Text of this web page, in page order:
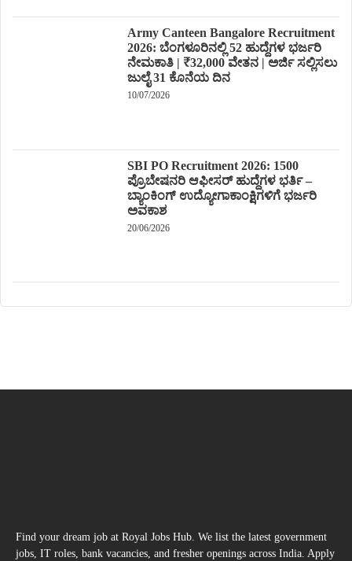
Army Canteen Bangalore Recruitment
2026: ಬೆಂಗಳೂರಿನಲ್ಲಿ 52 ಹುದ್ದೆಗಳ ಭರ್ಜರಿ
ನೇಮಕಾತಿ | ₹32,000 ವೇತನ | ಅರ್ಜಿ ಸಲ್ಲಿಸಲು
ಜುಲೈ 31 ಕೊನೆಯ ದಿನ
10/07/2026
SBI PO Recruitment 2026: 1500
ಪ್ರೊಬೇಷನರಿ ಆಫೀಸರ್ ಹುದ್ದೆಗಳ ಭರ್ತಿ –
ಬ್ಯಾಂಕಿಂಗ್ ಉದ್ಯೋಗಾಕಾಂಕ್ಷಿಗಳಿಗೆ ಭರ್ಜರಿ
ಅವಕಾಶ
20/06/2026
Find your dream job at Royal Jobs Hub. We list the latest government
jobs, IT roles, bank vacancies, and fresher openings across India. Apply